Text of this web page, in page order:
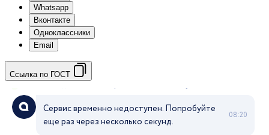
Whatsapp
Вконтакте
Одноклассники
Email
Ссылка по ГОСТ